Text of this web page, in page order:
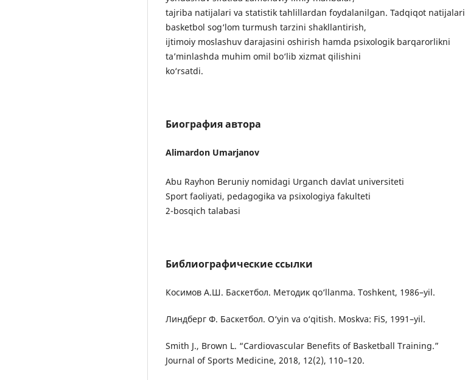
tajriba natijalari va statistik tahlillardan foydalanilgan. Tadqiqot natijalari
basketbol sog‘lom turmush tarzini shakllantirish,
ijtimoiy moslashuv darajasini oshirish hamda psixologik barqarorlikni
ta’minlashda muhim omil bo‘lib xizmat qilishini
ko‘rsatdi.
Биография автора
Alimardon Umarjanov
Abu Rayhon Beruniy nomidagi Urganch davlat universiteti
Sport faoliyati, pedagogika va psixologiya fakulteti
2-bosqich talabasi
Библиографические ссылки
Косимов А.Ш. Баскетбол. Методик qo‘llanma. Toshkent, 1986–yil.
Линдберг Ф. Баскетбол. O‘yin va o‘qitish. Moskva: FiS, 1991–yil.
Smith J., Brown L. “Cardiovascular Benefits of Basketball Training.”
Journal of Sports Medicine, 2018, 12(2), 110–120.